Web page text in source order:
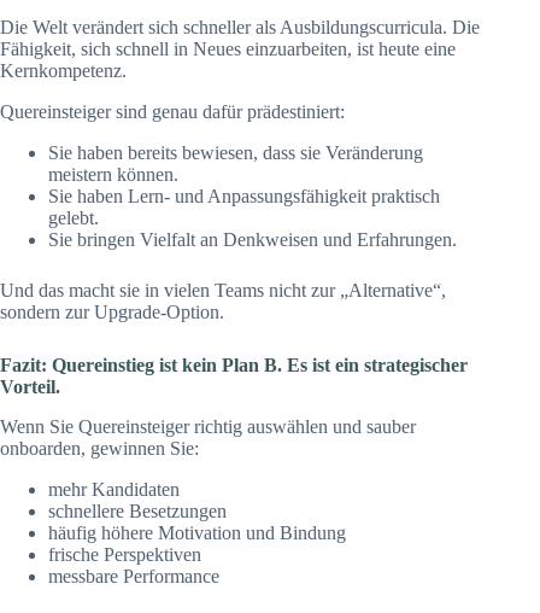
Die Welt verändert sich schneller als Ausbildungscurricula. Die
Fähigkeit, sich schnell in Neues einzuarbeiten, ist heute eine
Kernkompetenz.
Quereinsteiger sind genau dafür prädestiniert:
Sie haben bereits bewiesen, dass sie Veränderung
meistern können.
Sie haben Lern- und Anpassungsfähigkeit praktisch
gelebt.
Sie bringen Vielfalt an Denkweisen und Erfahrungen.
Und das macht sie in vielen Teams nicht zur „Alternative“,
sondern zur Upgrade-Option.
Fazit: Quereinstieg ist kein Plan B. Es ist ein strategischer
Vorteil.
Wenn Sie Quereinsteiger richtig auswählen und sauber
onboarden, gewinnen Sie:
mehr Kandidaten
schnellere Besetzungen
häufig höhere Motivation und Bindung
frische Perspektiven
messbare Performance